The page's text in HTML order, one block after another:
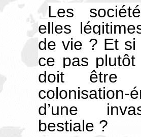
Les
elles
de vie ? Et si
ce pas
doit être
d’une
bestiale ?